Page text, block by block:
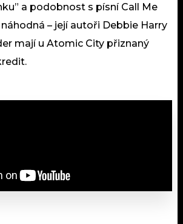
a podobnost s písní Call Me
– její autoři Debbie Harry
mají u Atomic City přiznaný